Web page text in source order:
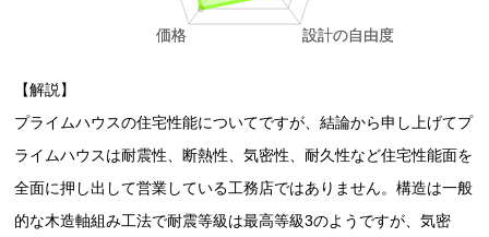
【解説】
プライムハウスの住宅性能についてですが、結論から申し上げてプ
ライムハウスは耐震性、断熱性、気密性、耐久性など住宅性能面を
全面に押し出して営業している工務店ではありません。構造は一般
的な木造軸組み工法で耐震等級は最高等級3のようですが、気密